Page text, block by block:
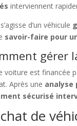
interviennent
s’agisse d’un véhicule
savoir-faire pour
gérer
voiture est financée
Après une analyse
sécurisé
de